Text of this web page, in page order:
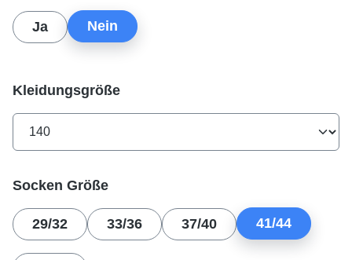
Ja Nein
Kleidungsgrößeauswählen
Socken Größeauswählen
29/32 33/36 37/40 41/44